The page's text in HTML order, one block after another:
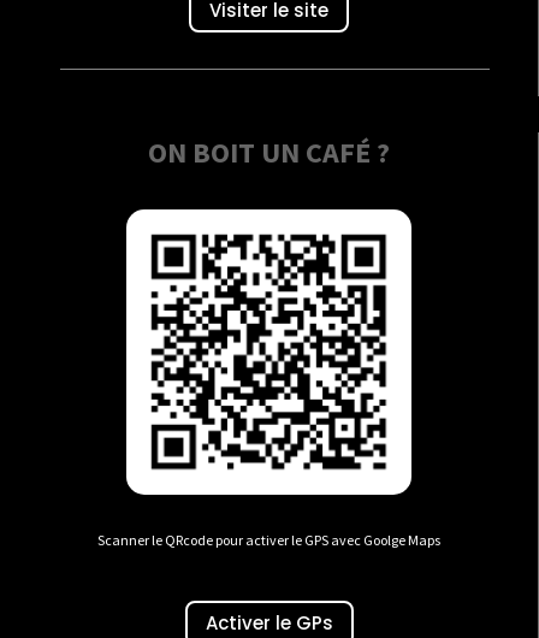
Visiter le site
ON BOIT UN CAFÉ ?
Scanner le QRcode pour activer le GPS avec Goolge Maps
Activer le GPs